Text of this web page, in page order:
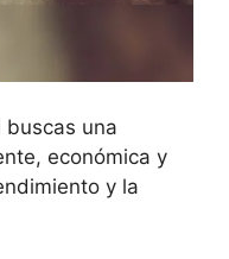
buscas una
económica y
y la